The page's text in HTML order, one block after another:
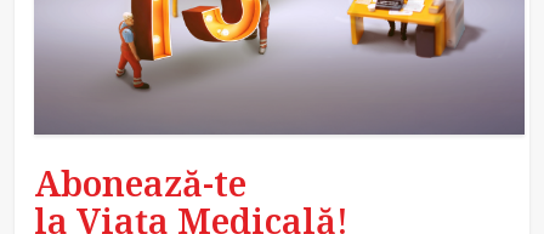
Abonează-te
la Viața Medicală!